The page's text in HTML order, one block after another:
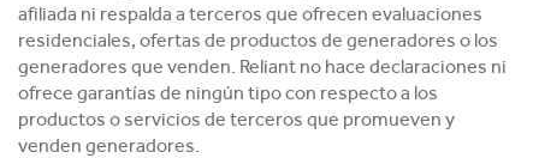
afiliada ni respalda a terceros que ofrecen evaluaciones
residenciales, ofertas de productos de generadores o los
generadores que venden. Reliant no hace declaraciones ni
ofrece garantías de ningún tipo con respecto a los
productos o servicios de terceros que promueven y
venden generadores.